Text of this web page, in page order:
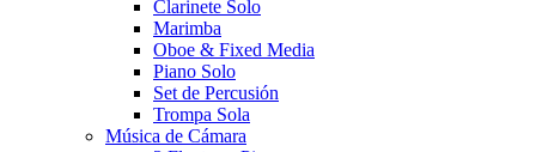
Clarinete Solo
Marimba
Oboe & Fixed Media
Piano Solo
Set de Percusión
Trompa Sola
Música de Cámara